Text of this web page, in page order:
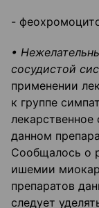
-
•
сосудистой
применении
к группе
данном
Сообщалось о
ишемии
препаратов
следует